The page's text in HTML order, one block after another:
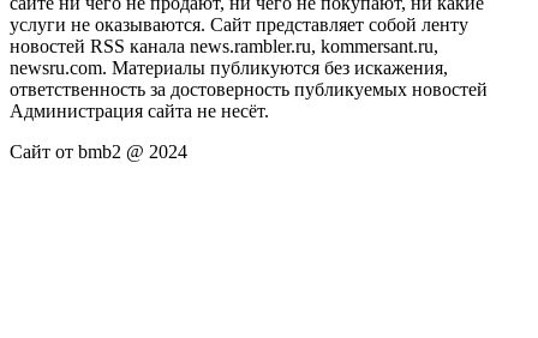
услуги не оказываются. Сайт представляет собой ленту
новостей RSS канала news.rambler.ru, kommersant.ru,
newsru.com. Материалы публикуются без искажения,
ответственность за достоверность публикуемых новостей
Администрация сайта не несёт.
Сайт от bmb2 @ 2024